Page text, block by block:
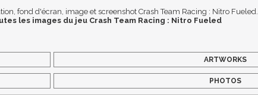
fond d'écran, image et screenshot Crash Team Racing : Nitro Fueled.
les images du jeu Crash Team Racing : Nitro Fueled
ARTWORKS
PHOTOS